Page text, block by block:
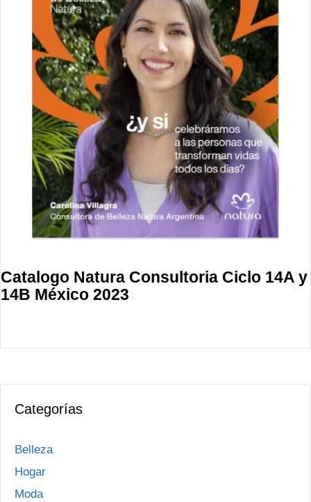
Catalogo Natura Consultoria Ciclo 14A y
14B México 2023
Categorías
Belleza
Hogar
Moda